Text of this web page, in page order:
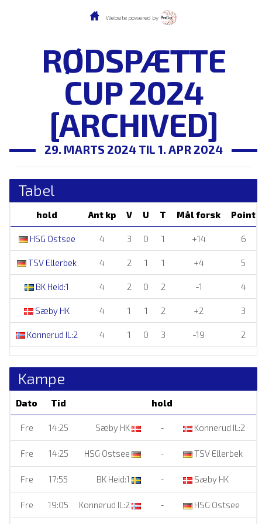
Website powered by
RØDSPÆTTE
CUP 2024
[ARCHIVED]
29. MARTS 2024 TIL 1. APR 2024
Tabel
hold Ant kp V U T Mål forsk Point
HSG Ostsee 4 3 0 1 +14 6
TSV Ellerbek 4 2 1 1 +4 5
BK Heid:1 4 2 0 2 -1 4
Sæby HK 4 1 1 2 +2 3
Konnerud IL:2 4 1 0 3 -19 2
Kampe
Dato Tid hold
Fre 14:25 Sæby HK - Konnerud IL:2
Fre 14:25 HSG Ostsee - TSV Ellerbek
Fre 17:55 BK Heid:1 - Sæby HK
Fre 19:05 Konnerud IL:2 - HSG Ostsee